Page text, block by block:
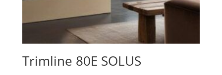
Trimline 80E SOLUS